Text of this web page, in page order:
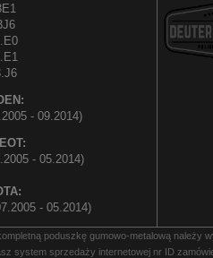
- 09.2014)
- 05.2014)
- 05.2014)
poduszkę gumowo-metalową należy
system sprzedaży internetowej nr ID